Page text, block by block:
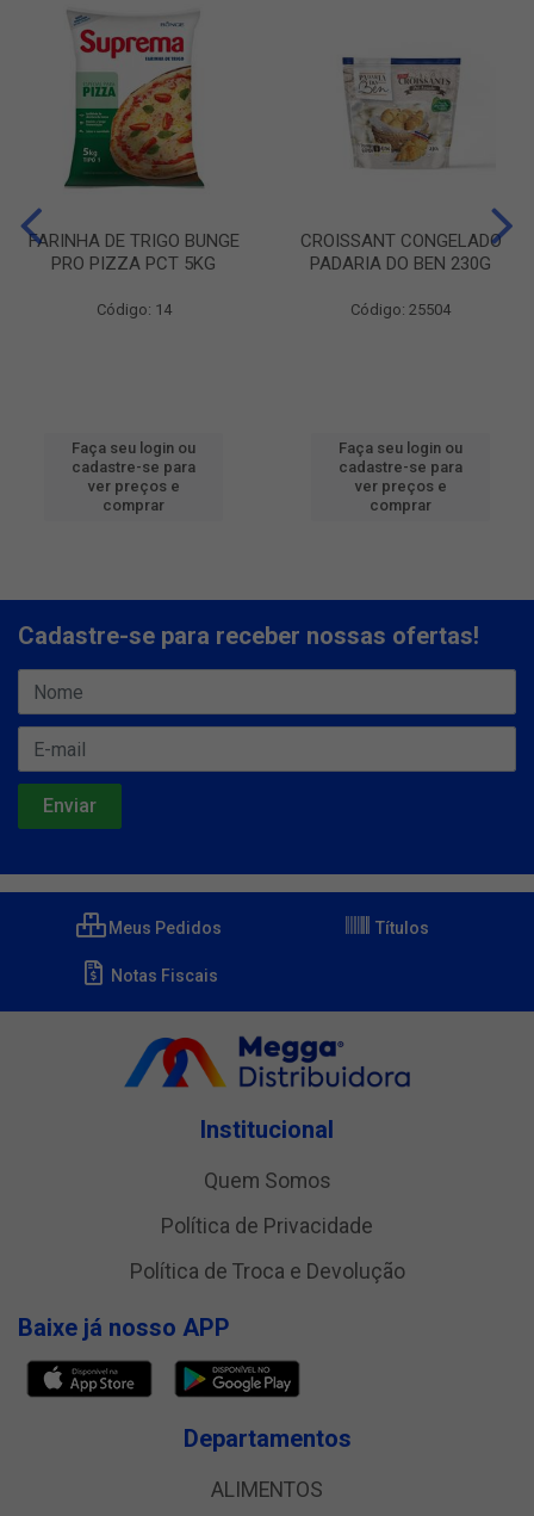
FARINHA DE TRIGO BUNGE
PRO PIZZA PCT 5KG
Código: 14
Faça seu login ou
cadastre-se para
ver preços e
comprar
CROISSANT CONGELADO
PADARIA DO BEN 230G
Código: 25504
Faça seu login ou
cadastre-se para
ver preços e
comprar
Cadastre-se para receber nossas ofertas!
Meus Pedidos Títulos
Notas Fiscais
Institucional
Quem Somos
Política de Privacidade
Política de Troca e Devolução
Baixe já nosso APP
Departamentos
ALIMENTOS